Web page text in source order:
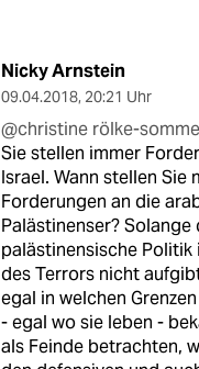
Nicky Arnstein
09.04.2018, 20:21 Uhr
@christine rölke-
Sie stellen immer
Israel. Wann stellen Sie
Forderungen an die
Palästinenser?
palästinensische Politik
des Terrors nicht
egal in welchen
- egal wo sie leben -
als Feinde betrachten,